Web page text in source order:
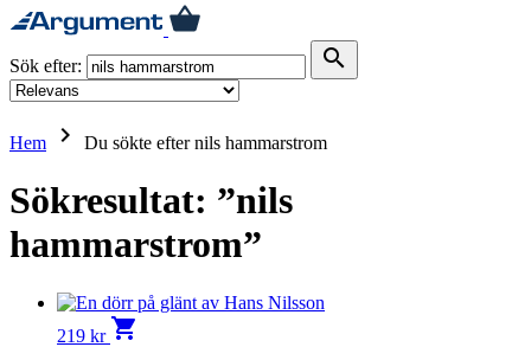
Sök efter: search
Hem keyboard_arrow_right Du sökte efter nils hammarstrom
Sökresultat: ”nils
hammarstrom”
219 kr shopping_cart